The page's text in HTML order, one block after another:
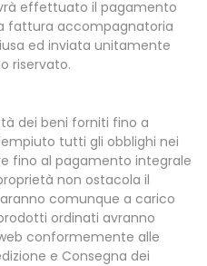
effettuato il pagamento
fattura accompagnatoria
ed inviata unitamente
riservato.
dei beni forniti fino a
tutti gli obblighi nei
fino al pagamento integrale
non ostacola il
comunque a carico
ordinati avranno
conformemente alle
e Consegna dei